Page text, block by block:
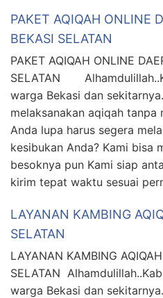
PAKET AQIQAH ONLINE
BEKASI SELATAN
PAKET AQIQAH ONLINE
SELATAN
warga Bekasi dan
melaksanakan aqiqah tanpa
Anda lupa harus segera
kesibukan Anda? Kami bisa
besoknya pun Kami siap
kirim tepat waktu sesuai
LAYANAN KAMBING
SELATAN
LAYANAN KAMBING
SELATAN
warga Bekasi dan